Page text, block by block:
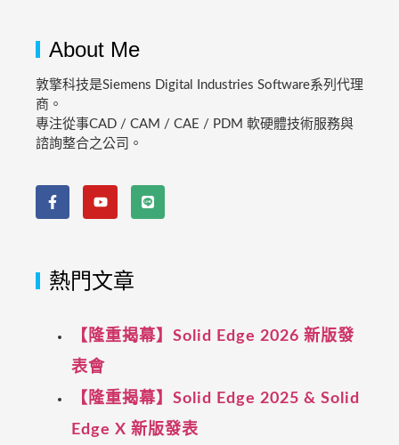
About Me
敦擎科技是Siemens Digital Industries Software系列代理
商。
專注從事CAD / CAM / CAE / PDM 軟硬體技術服務與
諮詢整合之公司。
熱門文章
【隆重揭幕】Solid Edge 2026 新版發
表會
【隆重揭幕】Solid Edge 2025 & Solid
Edge X 新版發表